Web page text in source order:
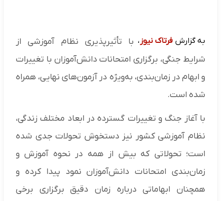
به گزارش فرتاک نیوز ، با تأثیرپذیری نظام آموزشی از
شرایط جنگی، برگزاری امتحانات دانش‌آموزان با تغییرات
و ابهام در زمان‌بندی، به‌ویژه در آزمون‌های نهایی، همراه
شده است.
با آغاز جنگ و تغییرات گسترده در ابعاد مختلف زندگی،
نظام آموزشی کشور نیز دستخوش تحولات جدی شده
است؛ تحولاتی که بیش از همه در نحوه آموزش و
زمان‌بندی امتحانات دانش‌آموزان نمود پیدا کرده و
همچنان ابهاماتی درباره زمان دقیق برگزاری برخی